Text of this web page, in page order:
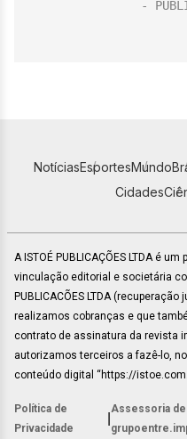
NotíciasEsportesMundo
Cidades
A ISTOÉ PUBLICAÇÕES LTDA é
vinculação editorial e societária
PUBLICACÕES LTDA
realizamos cobranças e que
contrato de assinatura da revista
autorizamos terceiros a fazê-lo,
conteúdo digital “https://
Política de
Privacidade
Assessoria